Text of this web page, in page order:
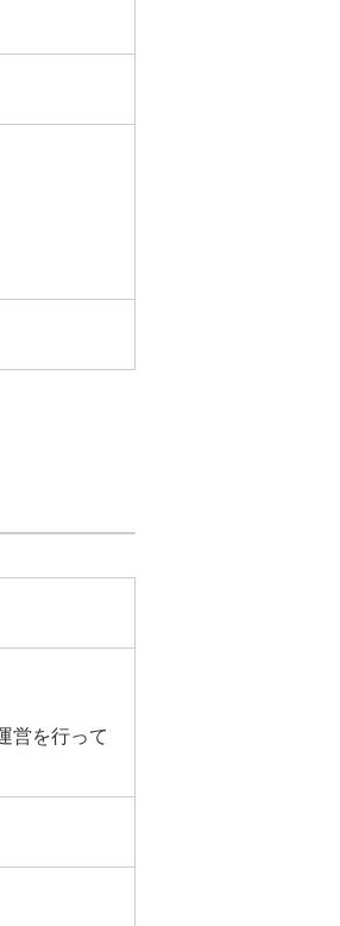
営を行って